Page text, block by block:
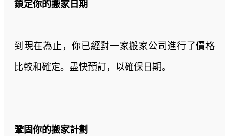
鎖定你的搬家日期
到現在為止，你已經對一家搬家公司進行了價格
比較和確定。盡快預訂，以確保日期。
鞏固你的搬家計劃